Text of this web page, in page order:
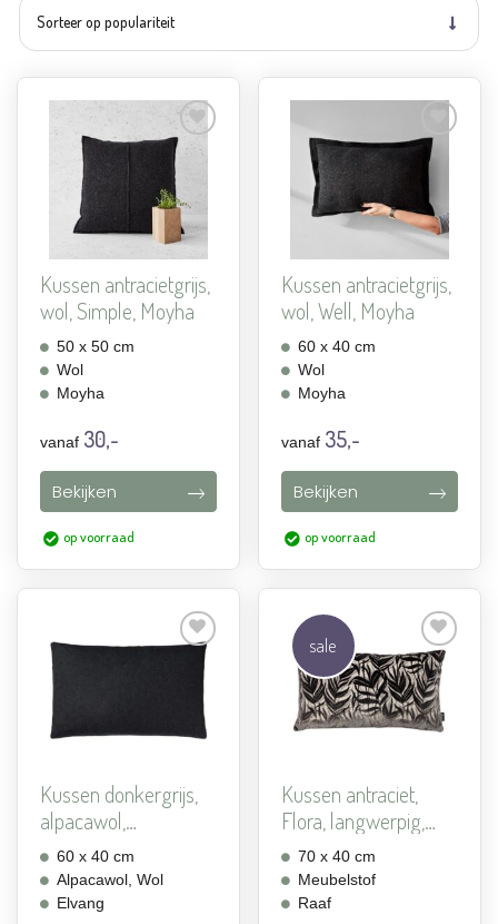
Aan
verlanglijst
toevoegen
Kussen antracietgrijs,
wol, Simple, Moyha
50 x 50 cm
Wol
Moyha
vanaf 30,-
Bekijken
op voorraad
Aan
verlanglijst
Kussen antracietgrijs,
wol, Well, Moyha
60 x 40 cm
Wol
Moyha
vanaf 35,-
Bekijken
op voorraad
verlanglijst
toevoegen
Kussen donkergrijs,
alpacawol,
langwerpi...
60 x 40 cm
Alpacawol, Wol
Elvang
sale
Aan
verlanglijst
toevoegen
Kussen antraciet,
Flora, langwerpig,
gro...
70 x 40 cm
Meubelstof
Raaf